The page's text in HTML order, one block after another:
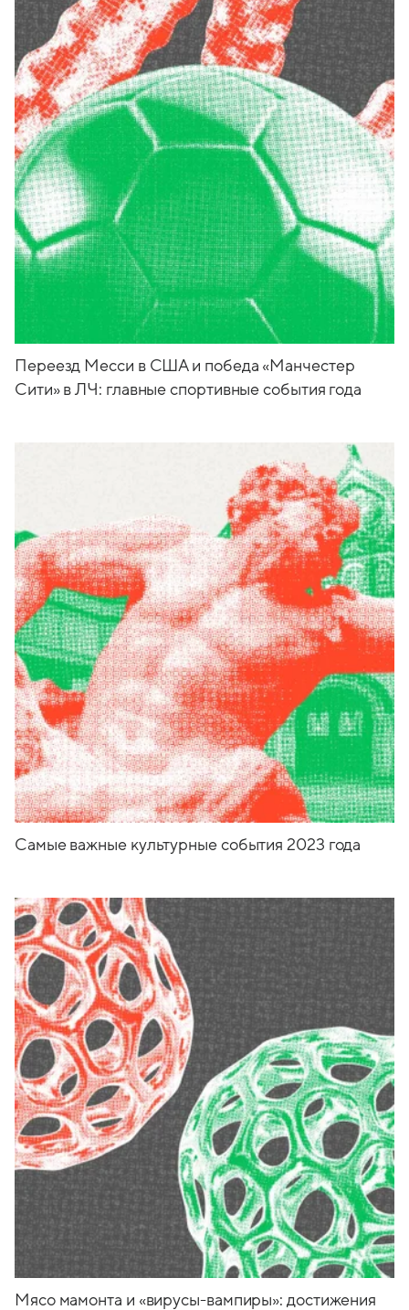
Переезд Месси в США и победа «Манчестер
Сити» в ЛЧ: главные спортивные события года
Самые важные культурные события 2023 года
Мясо мамонта и «вирусы-вампиры»: достижения